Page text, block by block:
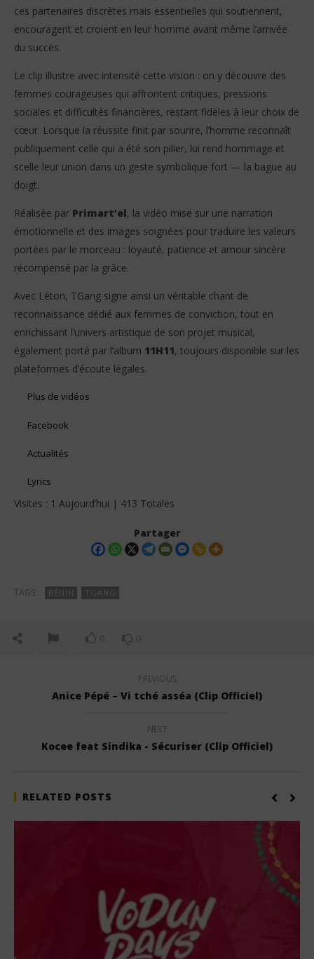
NOW VIEWING
TGang – Léton (Clip Officiel)
22
2026
Stone
ces partenaires discrètes mais essentielles qui soutiennent,
encouragent et croient en leur homme avant même l’arrivée
du succès.
Le clip illustre avec intensité cette vision : on y découvre des
femmes courageuses qui affrontent critiques, pressions
sociales et difficultés financières, restant fidèles à leur choix de
cœur. Lorsque la réussite finit par sourire, l’homme reconnaît
publiquement celle qui a été son pilier, lui rend hommage et
scelle leur union dans un geste symbolique fort — la bague au
doigt.
Réalisée par Primart’el, la vidéo mise sur une narration
émotionnelle et des images soignées pour traduire les valeurs
portées par le morceau : loyauté, patience et amour sincère
récompensé par la grâce.
Avec Léton, TGang signe ainsi un véritable chant de
reconnaissance dédié aux femmes de conviction, tout en
enrichissant l’univers artistique de son projet musical,
également porté par l’album 11H11, toujours disponible sur les
plateformes d’écoute légales.
Plus de vidéos
Facebook
Actualités
Lyrics
Visites : 1 Aujourd’hui | 413 Totales
Partager
TAGS: BÉNIN TGANG
0 0
PREVIOUS
Anice Pépé – Vi tché asséa (Clip Officiel)
NEXT
Kocee feat Sindika - Sécuriser (Clip Officiel)
RELATED POSTS